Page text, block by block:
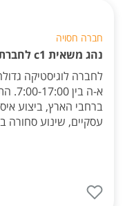
חברה חסויה
נהג משאית c1 לחברת לוגיסטיקה גדולה בנתבג
לחברה לוגיסטיקה
א-ה
ברחבי הארץ, ביצוע
עסקיים, שינוע סחורה